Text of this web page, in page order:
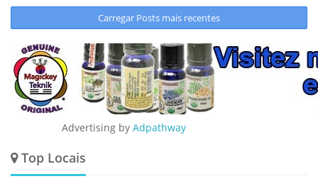
Carregar Posts mais recentes
Advertising by Adpathway
Top Locais